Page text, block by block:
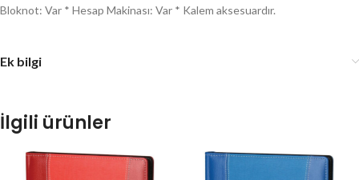
Bloknot: Var * Hesap Makinası: Var * Kalem aksesuardır.
Ek bilgi
İlgili ürünler